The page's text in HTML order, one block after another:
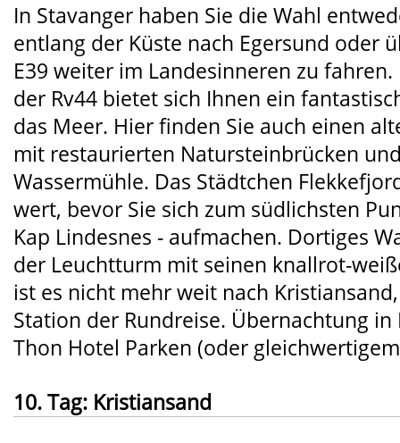
In Stavanger haben Sie die Wahl
entlang der Küste nach Egersund oder
E39 weiter im Landesinneren zu fahren.
der Rv44 bietet sich Ihnen ein
das Meer. Hier finden Sie auch einen
mit restaurierten Natursteinbrücken
Wassermühle. Das Städtchen
wert, bevor Sie sich zum südlichsten
Kap Lindesnes - aufmachen. Dortiges
der Leuchtturm mit seinen knallrot-
ist es nicht mehr weit nach
Station der Rundreise. Übernachtung
Thon Hotel Parken (oder
10. Tag: Kristiansand